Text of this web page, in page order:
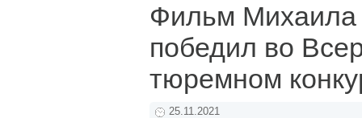
Фильм
победил во
тюремном
25.11.2021